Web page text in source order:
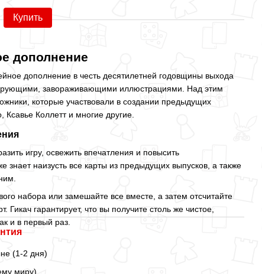
Купить
дополнение
дополнение в честь десятилетней годовщины выхода
завораживающими иллюстрациями. Над этим
которые участвовали в создании предыдущих
Коллетт и многие другие.
игру, освежить впечатления и повысить
знает наизусть все карты из предыдущих выпусков, а также
набора или замешайте все вместе, а затем отсчитайте
Гикач гарантирует, что вы получите столь же чистое,
и в первый раз.
(1-2 дня)
миру)